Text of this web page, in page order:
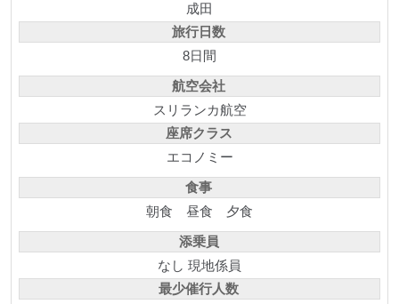
成田
旅行日数
8日間
航空会社
スリランカ航空
座席クラス
エコノミー
食事
朝食 昼食 夕食
添乗員
なし 現地係員
最少催行人数